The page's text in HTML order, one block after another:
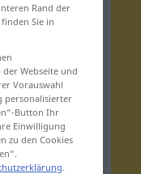
Rand der
Sie in
Webseite und
Vorauswahl
personalisierter
Button Ihr
Einwilligung
zu den Cookies
.